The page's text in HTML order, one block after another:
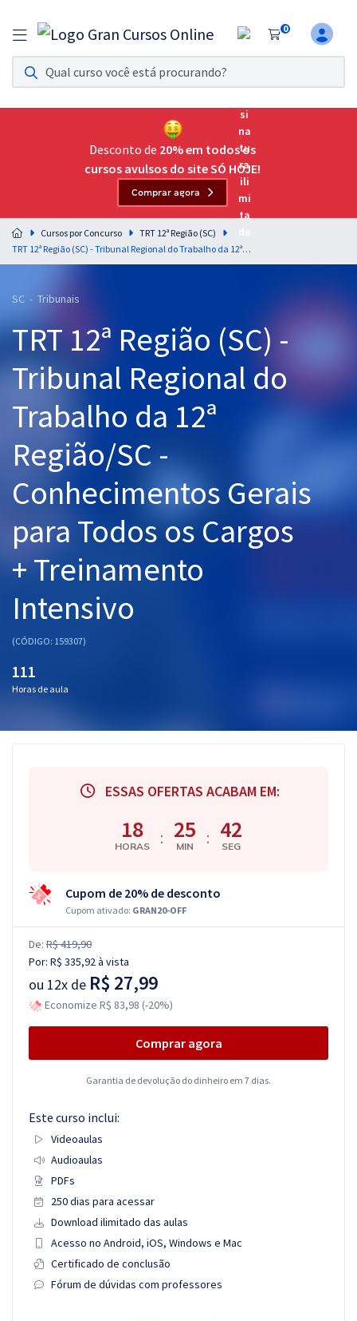
0
Assinatura Ilimitada 11
Acesso a todos os cursos. Teste grátis por 7 dias!
Assinatura OAB Até Passar
Acesso ilimitado a toda preparação para o Exame da
Residências Multiprofissionais
Preparação completa e intensiva para as principais
residências em saúde do Brasil
Cursos 20% OFF
Pós
Graduação
OAB
Mentorias
Questões grátis
Aprovados
Desconto de 20% em todos os
cursos avulsos do site SÓ HOJE!
Comprar agora
Cursos por Concurso
TRT 12ª Região (SC)
TRT 12ª Região (SC) - Tribunal Regional do Trabalho da 12ª Região/SC - Conhecimentos Gerais para Todos os Cargos + Treinamento Intensivo
SC - Tribunais
TRT 12ª Região (SC) -
Tribunal Regional do
Trabalho da 12ª
Região/SC -
Conhecimentos Gerais
para Todos os Cargos
+ Treinamento
Intensivo
(CÓDIGO: 159307)
111
Horas de aula
ESSAS OFERTAS ACABAM EM:
18
HORAS : 25
MIN : 41
SEG
Cupom de 20% de desconto
Cupom ativado: GRAN20-OFF
De: R$ 419,90
Por: R$ 335,92à vista
ou 12x de R$ 27,99
Economize R$ 83,98 (-20%)
Comprar agora
Garantia de devolução do dinheiro em 7 dias.
Este curso inclui:
Videoaulas
Audioaulas
PDFs
250 dias para acessar
Download ilimitado das aulas
Acesso no Android, iOS, Windows e Mac
Certificado de conclusão
Fórum de dúvidas com professores